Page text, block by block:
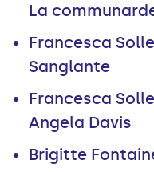
La
Francesca
Sanglante
Francesca
Angela Davis
Brigitte